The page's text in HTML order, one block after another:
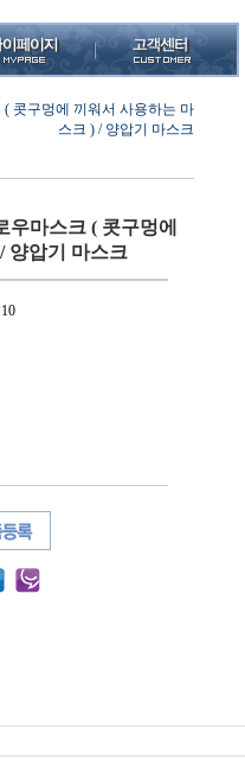
콧구멍에 끼워서 사용하는 마
스크 ) / 양압기 마스크
우마스크 ( 콧구멍에
양압기 마스크